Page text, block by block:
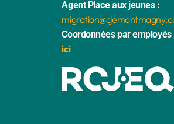
Agent Place aux jeunes :
Coordonnées par employés
ici